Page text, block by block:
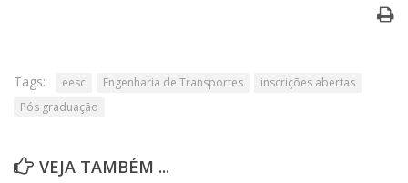
Tags: eesc Engenharia de Transportes
inscrições abertas
Pós graduação
VEJA TAMBÉM ...